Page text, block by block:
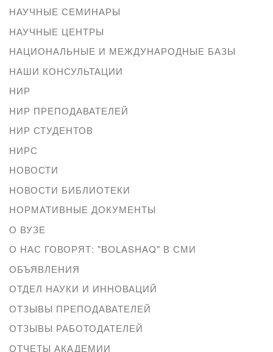
НАУЧНЫЕ СЕМИНАРЫ
НАУЧНЫЕ ЦЕНТРЫ
НАЦИОНАЛЬНЫЕ И МЕЖДУНАРОДНЫЕ БАЗЫ
НАШИ КОНСУЛЬТАЦИИ
НИР
НИР ПРЕПОДАВАТЕЛЕЙ
НИР СТУДЕНТОВ
НИРС
НОВОСТИ
НОВОСТИ БИБЛИОТЕКИ
НОРМАТИВНЫЕ ДОКУМЕНТЫ
О ВУЗЕ
О НАС ГОВОРЯТ: "BOLASHAQ" В СМИ
ОБЪЯВЛЕНИЯ
ОТДЕЛ НАУКИ И ИННОВАЦИЙ
ОТЗЫВЫ ПРЕПОДАВАТЕЛЕЙ
ОТЗЫВЫ РАБОТОДАТЕЛЕЙ
ОТЧЕТЫ АКАДЕМИИ